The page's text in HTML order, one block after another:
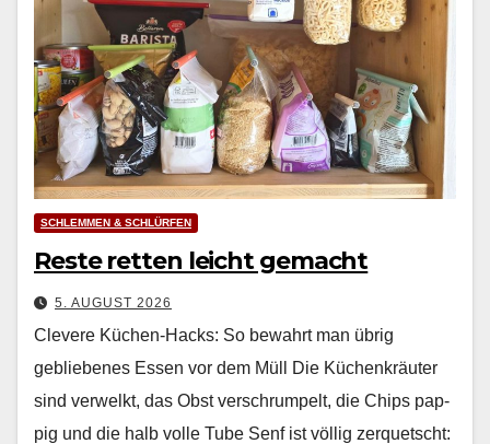
SCHLEMMEN & SCHLÜRFEN
Reste retten leicht gemacht
5. AUGUST 2026
Clevere Küchen-Hacks: So bewahrt man übrig
gebliebenes Essen vor dem Müll Die Küchenkräuter
sind ver­welkt, das Obst ver­schrumpelt, die Chips pap­
pig und die halb volle Tube Senf ist völ­lig zer­quetscht: